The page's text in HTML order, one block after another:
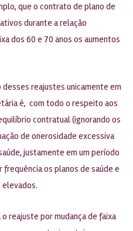
que o contrato de plano de
durante a relação
dos 60 e 70 anos os aumentos
reajustes unicamente em
é, com todo o respeito aos
contratual (ignorando os
de onerosidade excessiva
justamente em um período
os planos de saúde e
reajuste por mudança de faixa